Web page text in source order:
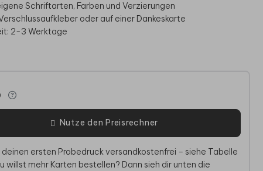
AUFKLEBER GÄSTEBUCH
Schriftarten, Farben und Verzierungen
oder auf einer Dankeskarte
2-3 Werktage
Nutze den Preisrechner
ersten Probedruck versandkostenfrei – siehe Tabelle
willst mehr Karten bestellen? Dann sieh dir unten die